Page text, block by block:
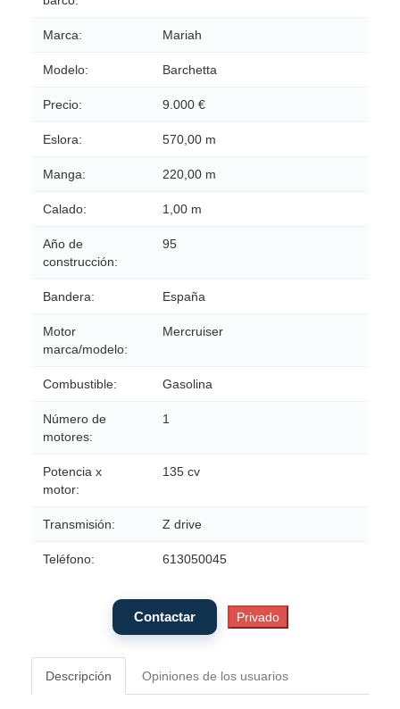
Marca: Mariah
Modelo: Barchetta
Precio: 9.000 €
Eslora: 570,00 m
Manga: 220,00 m
Calado: 1,00 m
Año de
construcción:
95
Bandera: España
Motor
marca/modelo:
Mercruiser
Combustible: Gasolina
Número de
motores:
1
Potencia x
motor:
135 cv
Transmisión: Z drive
Teléfono: 613050045
Descripción Opiniones de los usuarios